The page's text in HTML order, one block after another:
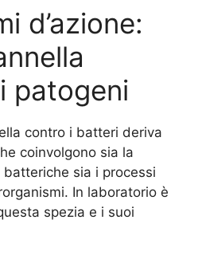
d’azione:
patogeni
contro i batteri deriva
coinvolgono sia la
sia i processi
In laboratorio è
spezia e i suoi